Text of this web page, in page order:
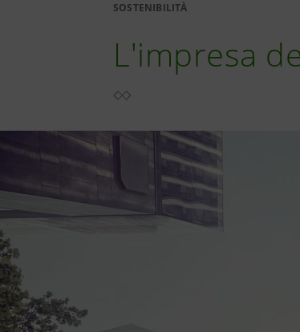
SOSTENIBILITÀ
L'impresa